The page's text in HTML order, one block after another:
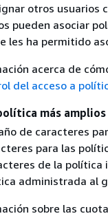
otros usuarios
pueden asociar
les ha permitido
acerca de
del acceso a
más amplios
de caracteres
para las
de la política
administrada al
sobre las